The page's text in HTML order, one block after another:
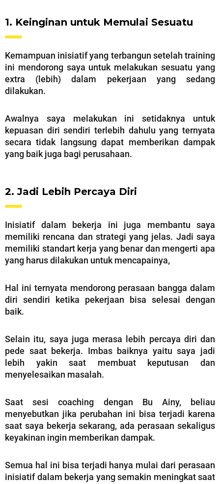
1. Keinginan untuk Memulai Sesuatu
Kemampuan inisiatif yang terbangun setelah training
ini mendorong saya untuk melakukan sesuatu yang
extra (lebih) dalam pekerjaan yang sedang
dilakukan.
Awalnya saya melakukan ini setidaknya untuk
kepuasan diri sendiri terlebih dahulu yang ternyata
secara tidak langsung dapat memberikan dampak
yang baik juga bagi perusahaan.
2. Jadi Lebih Percaya Diri
Inisiatif dalam bekerja ini juga membantu saya
memiliki rencana dan strategi yang jelas. Jadi saya
memiliki standart kerja yang benar dan mengerti apa
yang harus dilakukan untuk mencapainya,
Hal ini ternyata mendorong perasaan bangga dalam
diri sendiri ketika pekerjaan bisa selesai dengan
baik.
Selain itu, saya juga merasa lebih percaya diri dan
pede saat bekerja. Imbas baiknya yaitu saya jadi
lebih yakin saat membuat keputusan dan
menyelesaikan masalah.
Saat sesi coaching dengan Bu Ainy, beliau
menyebutkan jika perubahan ini bisa terjadi karena
saat saya bekerja sekarang, ada perasaan sekaligus
keyakinan ingin memberikan dampak.
Semua hal ini bisa terjadi hanya mulai dari perasaan
inisiatif dalam bekerja yang semakin meningkat saat